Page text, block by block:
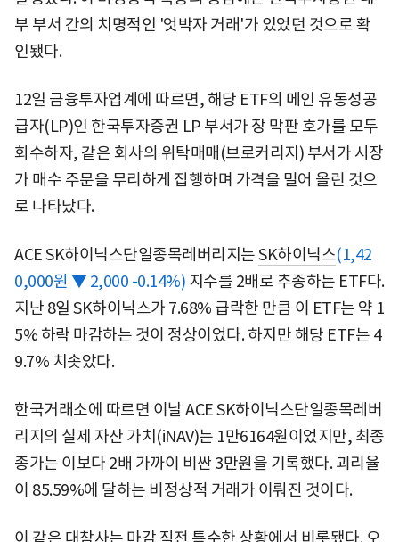
부 부서 간의 치명적인 '엇박자 거래'가 있었던 것으로 확
인됐다.
12일 금융투자업계에 따르면, 해당 ETF의 메인 유동성공
급자(LP)인 한국투자증권 LP 부서가 장 막판 호가를 모두
회수하자, 같은 회사의 위탁매매(브로커리지) 부서가 시장
가 매수 주문을 무리하게 집행하며 가격을 밀어 올린 것으
로 나타났다.
ACE SK하이닉스단일종목레버리지는SK하이닉스(1,42
0,000원 ▼ 2,000 -0.14%) 지수를 2배로 추종하는 ETF다.
지난 8일 SK하이닉스가 7.68% 급락한 만큼 이 ETF는 약 1
5% 하락 마감하는 것이 정상이었다. 하지만 해당 ETF는 4
9.7% 치솟았다.
한국거래소에 따르면 이날 ACE SK하이닉스단일종목레버
리지의 실제 자산 가치(iNAV)는 1만6164원이었지만, 최종
종가는 이보다 2배 가까이 비싼 3만원을 기록했다. 괴리율
이 85.59%에 달하는 비정상적 거래가 이뤄진 것이다.
이 같은 대참사는 마감 직전 특수한 상황에서 비롯됐다. 오